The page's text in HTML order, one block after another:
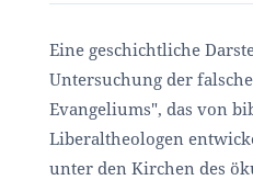
Eine geschichtliche
Untersuchung der
Evangeliums", das von
Liberaltheologen
unter den Kirchen des